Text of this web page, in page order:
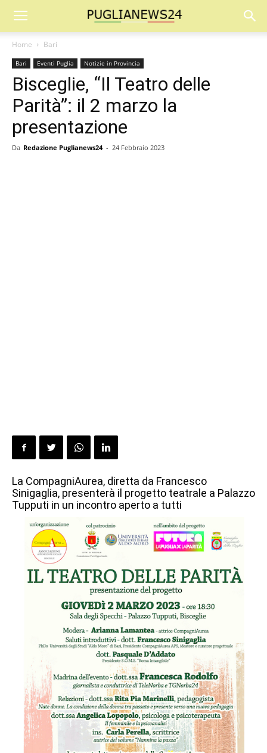
Home Bari
Bari Eventi Puglia Notizie in Provincia
Bisceglie, “Il Teatro delle
Parità”: il 2 marzo la
presentazione
Da Redazione Puglianews24 - 24 Febbraio 2023
La CompagniAurea, diretta da Francesco
Sinigaglia, presenterà il progetto teatrale a Palazzo
Tupputi in un incontro aperto a tutti